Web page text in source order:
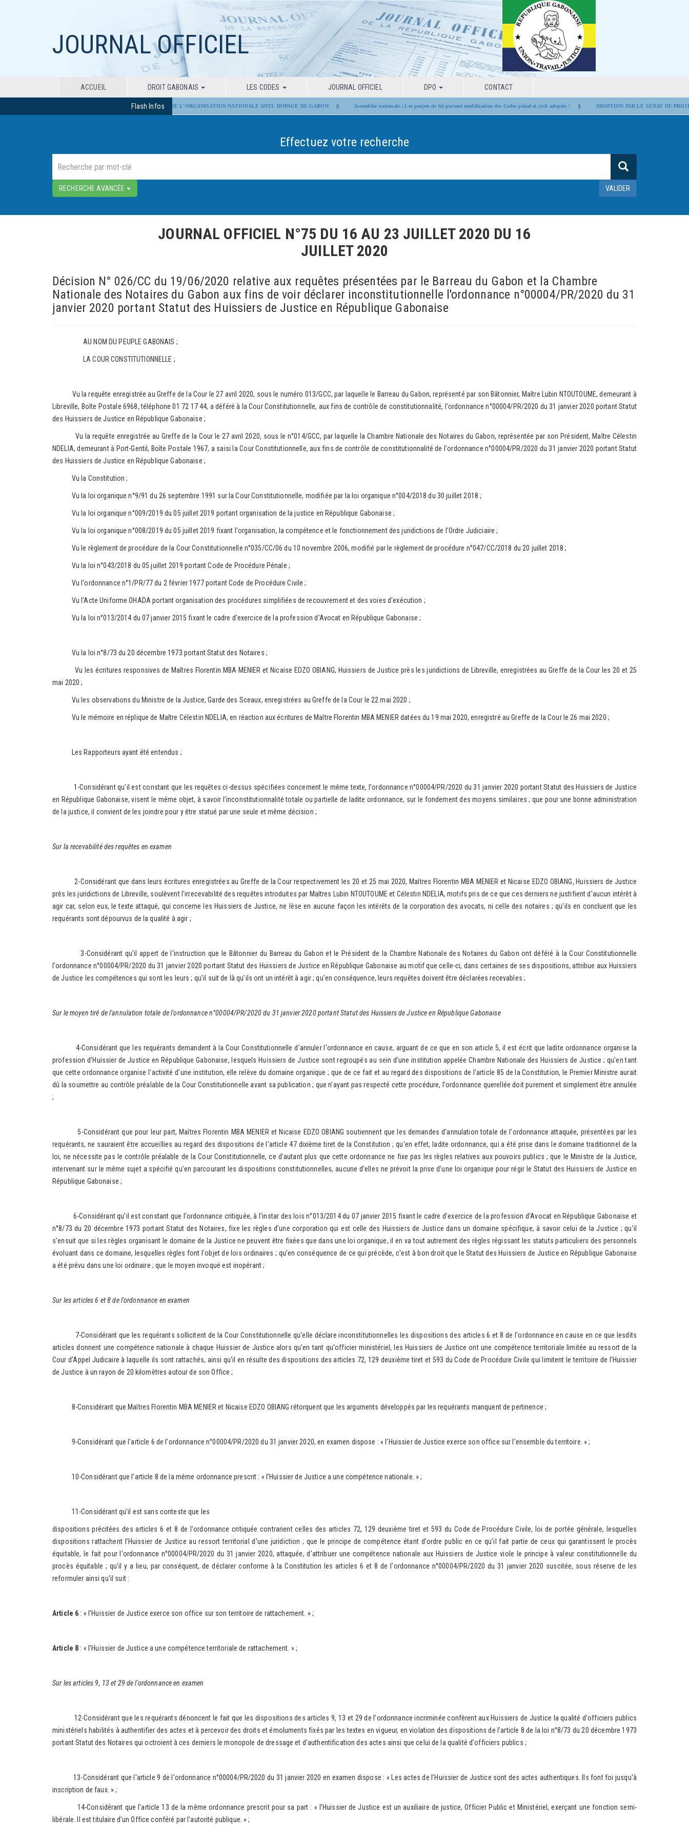
JOURNAL OFFICIEL
ACCUEIL DROIT GABONAIS LES CODES JOURNAL OFFICIEL DPO CONTACT
Flash Infos
ADOPTION PAR LE SÉNAT DU PROJET DE LOI DE L'ORGANISATION NATIONALE ANTI- DOPAGE DU GABON|| Assemblée nationale : Les projets de loi portant modification des Codes pénal et civil adoptés !|| ADOPTION PAR LE SÉNAT DU PROJET DE
Effectuez votre recherche
RECHERCHE AVANCÉE VALIDER
JOURNAL OFFICIEL N°75 DU 16 AU 23 JUILLET 2020 DU 16
JUILLET 2020
Décision N° 026/CC du 19/06/2020 relative aux requêtes présentées par le Barreau du Gabon et la Chambre
Nationale des Notaires du Gabon aux fins de voir déclarer inconstitutionnelle l'ordonnance n°00004/PR/2020 du 31
janvier 2020 portant Statut des Huissiers de Justice en République Gabonaise
AU NOM DU PEUPLE GABONAIS ;
LA COUR CONSTITUTIONNELLE ;
Vu la requête enregistrée au Greffe de la Cour le 27 avril 2020, sous le numéro 013/GCC, par laquelle le Barreau du Gabon, représenté par son Bâtonnier, Maître Lubin NTOUTOUME, demeurant à
Libreville, Boîte Postale 6968, téléphone 01 72 17 44, a déféré à la Cour Constitutionnelle, aux fins de contrôle de constitutionnalité, l'ordonnance n°00004/PR/2020 du 31 janvier 2020 portant Statut
des Huissiers de Justice en République Gabonaise ;
Vu la requête enregistrée au Greffe de la Cour le 27 avril 2020, sous le n°014/GCC, par laquelle la Chambre Nationale des Notaires du Gabon, représentée par son Président, Maître Célestin
NDELIA, demeurant à Port-Gentil, Boîte Postale 1967, a saisi la Cour Constitutionnelle, aux fins de contrôle de constitutionnalité de l'ordonnance n°00004/PR/2020 du 31 janvier 2020 portant Statut
des Huissiers de Justice en République Gabonaise ;
Vu la Constitution ;
Vu la loi organique n°9/91 du 26 septembre 1991 sur la Cour Constitutionnelle, modifiée par la loi organique n°004/2018 du 30 juillet 2018 ;
Vu la loi organique n°009/2019 du 05 juillet 2019 portant organisation de la justice en République Gabonaise ;
Vu la loi organique n°008/2019 du 05 juillet 2019 fixant l'organisation, la compétence et le fonctionnement des juridictions de l'Ordre Judiciaire ;
Vu le règlement de procédure de la Cour Constitutionnelle n°035/CC/06 du 10 novembre 2006, modifié par le règlement de procédure n°047/CC/2018 du 20 juillet 2018 ;
Vu la loi n°043/2018 du 05 juillet 2019 portant Code de Procédure Pénale ;
Vu l'ordonnance n°1/PR/77 du 2 février 1977 portant Code de Procédure Civile ;
Vu l'Acte Uniforme OHADA portant organisation des procédures simplifiées de recouvrement et des voies d'exécution ;
Vu la loi n°013/2014 du 07 janvier 2015 fixant le cadre d'exercice de la profession d'Avocat en République Gabonaise ;
Vu la loi n°8/73 du 20 décembre 1973 portant Statut des Notaires ;
Vu les écritures responsives de Maîtres Florentin MBA MENIER et Nicaise EDZO OBIANG, Huissiers de Justice près les juridictions de Libreville, enregistrées au Greffe de la Cour les 20 et 25
mai 2020 ;
Vu les observations du Ministre de la Justice, Garde des Sceaux, enregistrées au Greffe de la Cour le 22 mai 2020 ;
Vu le mémoire en réplique de Maître Célestin NDELIA, en réaction aux écritures de Maître Florentin MBA MENIER datées du 19 mai 2020, enregistré au Greffe de la Cour le 26 mai 2020 ;
Les Rapporteurs ayant été entendus ;
1-Considérant qu'il est constant que les requêtes ci-dessus spécifiées concernent le même texte, l'ordonnance n°00004/PR/2020 du 31 janvier 2020 portant Statut des Huissiers de Justice
en République Gabonaise, visent le même objet, à savoir l'inconstitutionnalité totale ou partielle de ladite ordonnance, sur le fondement des moyens similaires ; que pour une bonne administration
de la justice, il convient de les joindre pour y être statué par une seule et même décision ;
Sur la recevabilité des requêtes en examen
2-Considérant que dans leurs écritures enregistrées au Greffe de la Cour respectivement les 20 et 25 mai 2020, Maîtres Florentin MBA MENIER et Nicaise EDZO OBIANG, Huissiers de Justice
près les juridictions de Libreville, soulèvent l'irrecevabilité des requêtes introduites par Maîtres Lubin NTOUTOUME et Célestin NDELIA, motifs pris de ce que ces derniers ne justifient d'aucun intérêt à
agir car, selon eux, le texte attaqué, qui concerne les Huissiers de Justice, ne lèse en aucune façon les intérêts de la corporation des avocats, ni celle des notaires ; qu'ils en concluent que les
requérants sont dépourvus de la qualité à agir ;
3-Considérant qu'il appert de l'instruction que le Bâtonnier du Barreau du Gabon et le Président de la Chambre Nationale des Notaires du Gabon ont déféré à la Cour Constitutionnelle
l'ordonnance n°00004/PR/2020 du 31 janvier 2020 portant Statut des Huissiers de Justice en République Gabonaise au motif que celle-ci, dans certaines de ses dispositions, attribue aux Huissiers
de Justice les compétences qui sont les leurs ; qu'il suit de là qu'ils ont un intérêt à agir ; qu'en conséquence, leurs requêtes doivent être déclarées recevables ;
Sur le moyen tiré de l'annulation totale de l'ordonnance n°00004/PR/2020 du 31 janvier 2020 portant Statut des Huissiers de Justice en République Gabonaise
4-Considérant que les requérants demandent à la Cour Constitutionnelle d'annuler l'ordonnance en cause, arguant de ce que en son article 5, il est écrit que ladite ordonnance organise la
profession d'Huissier de Justice en République Gabonaise, lesquels Huissiers de Justice sont regroupés au sein d'une institution appelée Chambre Nationale des Huissiers de Justice ; qu'en tant
que cette ordonnance organise l'activité d'une institution, elle relève du domaine organique ; que de ce fait et au regard des dispositions de l'article 85 de la Constitution, le Premier Ministre aurait
dû la soumettre au contrôle préalable de la Cour Constitutionnelle avant sa publication ; que n'ayant pas respecté cette procédure, l'ordonnance querellée doit purement et simplement être annulée
;
5-Considérant que pour leur part, Maîtres Florentin MBA MENIER et Nicaise EDZO OBIANG soutiennent que les demandes d'annulation totale de l'ordonnance attaquée, présentées par les
requérants, ne sauraient être accueillies au regard des dispositions de l'article 47 dixième tiret de la Constitution ; qu'en effet, ladite ordonnance, qui a été prise dans le domaine traditionnel de la
loi, ne nécessite pas le contrôle préalable de la Cour Constitutionnelle, ce d'autant plus que cette ordonnance ne fixe pas les règles relatives aux pouvoirs publics ; que le Ministre de la Justice,
intervenant sur le même sujet a spécifié qu'en parcourant les dispositions constitutionnelles, aucune d'elles ne prévoit la prise d'une loi organique pour régir le Statut des Huissiers de Justice en
République Gabonaise ;
6-Considérant qu'il est constant que l'ordonnance critiquée, à l'instar des lois n°013/2014 du 07 janvier 2015 fixant le cadre d'exercice de la profession d'Avocat en République Gabonaise et
n°8/73 du 20 décembre 1973 portant Statut des Notaires, fixe les règles d'une corporation qui est celle des Huissiers de Justice dans un domaine spécifique, à savoir celui de la Justice ; qu'il
s'ensuit que si les règles organisant le domaine de la Justice ne peuvent être fixées que dans une loi organique, il en va tout autrement des règles régissant les statuts particuliers des personnels
évoluant dans ce domaine, lesquelles règles font l'objet de lois ordinaires ; qu'en conséquence de ce qui précède, c'est à bon droit que le Statut des Huissiers de Justice en République Gabonaise
a été prévu dans une loi ordinaire ; que le moyen invoqué est inopérant ;
Sur les articles 6 et 8 de l'ordonnance en examen
7-Considérant que les requérants sollicitent de la Cour Constitutionnelle qu'elle déclare inconstitutionnelles les dispositions des articles 6 et 8 de l'ordonnance en cause en ce que lesdits
articles donnent une compétence nationale à chaque Huissier de Justice alors qu'en tant qu'officier ministériel, les Huissiers de Justice ont une compétence territoriale limitée au ressort de la
Cour d'Appel Judicaire à laquelle ils sont rattachés, ainsi qu'il en résulte des dispositions des articles 72, 129 deuxième tiret et 593 du Code de Procédure Civile qui limitent le territoire de l’Huissier
de Justice à un rayon de 20 kilomètres autour de son Office ;
8-Considérant que Maîtres Florentin MBA MENIER et Nicaise EDZO OBIANG rétorquent que les arguments développés par les requérants manquent de pertinence ;
9-Considérant que l'article 6 de l'ordonnance n°00004/PR/2020 du 31 janvier 2020, en examen dispose : « l’Huissier de Justice exerce son office sur l'ensemble du territoire. » ;
10-Considérant que l'article 8 de la même ordonnance prescrit : « l’Huissier de Justice a une compétence nationale. » ;
11-Considérant qu'il est sans conteste que les
dispositions précitées des articles 6 et 8 de l'ordonnance critiquée contrarient celles des articles 72, 129 deuxième tiret et 593 du Code de Procédure Civile, loi de portée générale, lesquelles
dispositions rattachent l’Huissier de Justice au ressort territorial d'une juridiction ; que le principe de compétence étant d'ordre public en ce qu'il fait partie de ceux qui garantissent le procès
équitable, le fait pour l'ordonnance n°00004/PR/2020 du 31 janvier 2020, attaquée, d'attribuer une compétence nationale aux Huissiers de Justice viole le principe à valeur constitutionnelle du
procès équitable ; qu'il y a lieu, par conséquent, de déclarer conforme à la Constitution les articles 6 et 8 de l'ordonnance n°00004/PR/2020 du 31 janvier 2020 suscitée, sous réserve de les
reformuler ainsi qu'il suit :
Article 6 : « l’Huissier de Justice exerce son office sur son territoire de rattachement. » ;
Article 8 : « l’Huissier de Justice a une compétence territoriale de rattachement. » ;
Sur les articles 9, 13 et 29 de l'ordonnance en examen
12-Considérant que les requérants dénoncent le fait que les dispositions des articles 9, 13 et 29 de l'ordonnance incriminée confèrent aux Huissiers de Justice la qualité d'officiers publics
ministériels habilités à authentifier des actes et à percevoir des droits et émoluments fixés par les textes en vigueur, en violation des dispositions de l'article 8 de la loi n°8/73 du 20 décembre 1973
portant Statut des Notaires qui octroient à ces derniers le monopole de dressage et d'authentification des actes ainsi que celui de la qualité d'officiers publics ;
13-Considérant que l'article 9 de l'ordonnance n°00004/PR/2020 du 31 janvier 2020 en examen dispose : « Les actes de l’Huissier de Justice sont des actes authentiques. Ils font foi jusqu'à
inscription de faux. » ;
14-Considérant que l'article 13 de la même ordonnance prescrit pour sa part : « l’Huissier de Justice est un auxiliaire de justice, Officier Public et Ministériel, exerçant une fonction semi-
libérale. Il est titulaire d'un Office conféré par l'autorité publique. » ;